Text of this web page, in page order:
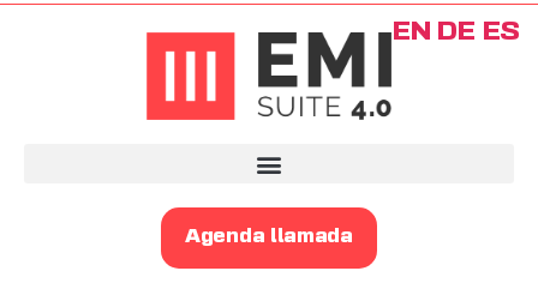
Agenda llamada
EN DE ES